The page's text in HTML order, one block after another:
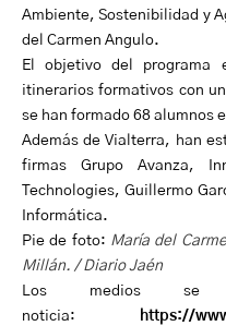
Ambiente, Sostenibilidad y
del Carmen Angulo.
El objetivo del programa
itinerarios formativos con
se han formado 68 alumnos
Además de Vialterra, han
firmas Grupo Avanza,
Technologies, Guillermo
Informática.
Pie de foto: María del
Millán. / Diario Jaén
Los medios
noticia:
https://